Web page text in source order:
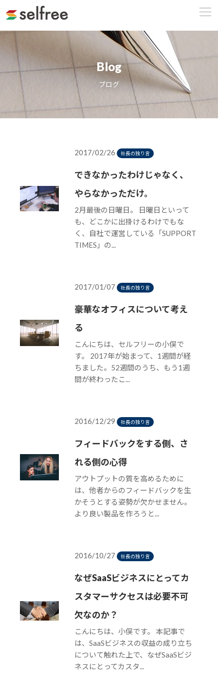
Blog
ブログ
2017/02/26 社長の独り言
できなかったわけじゃなく、
やらなかっただけ。
2月最後の日曜日。 日曜日といって
も、どこかに出掛けるわけでもな
く、自社で運営している「SUPPORT
TIMES」の...
2017/01/07 社長の独り言
豪華なオフィスについて考え
る
こんにちは、セルフリーの小俣で
す。 2017年が始まって、1週間が経
ちました。52週間のうち、もう1週
間が終わったこ...
2016/12/29 社長の独り言
フィードバックをする側、さ
れる側の心得
アウトプットの質を高めるために
は、他者からのフィードバックを生
かそうとする姿勢が欠かせません。
より良い製品を作ろうと...
2016/10/27 社長の独り言
なぜSaaSビジネスにとってカ
スタマーサクセスは必要不可
欠なのか？
こんにちは、小俣です。 本記事で
は、SaaSビジネスの収益の成り立ち
について触れた上で、なぜSaaSビジ
ネスにとってカスタ...